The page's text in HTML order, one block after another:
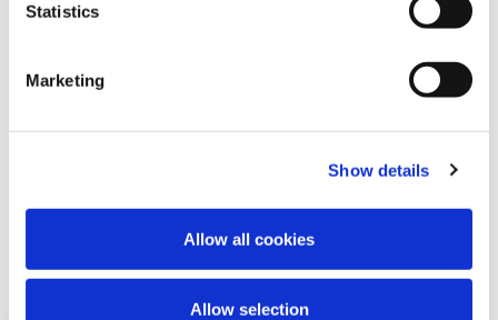
Statistics
Marketing
Show details
Allow all cookies
Allow selection
Depressie en hoe je iemand
Depressie is één woord waar je veel
verbinden. Het is een stemmingsstoornis
die elk aspect van het leven kan raken,
maar toch duidelijk individuele kenmerken